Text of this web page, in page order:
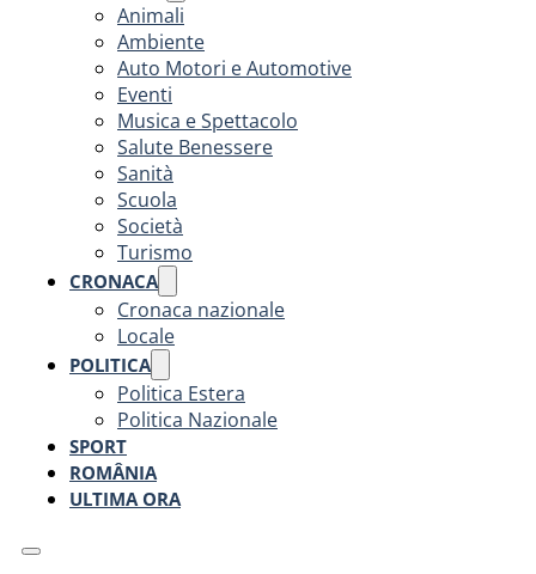
Animali
Ambiente
Auto Motori e Automotive
Eventi
Musica e Spettacolo
Salute Benessere
Sanità
Scuola
Società
Turismo
CRONACA
Cronaca nazionale
Locale
POLITICA
Politica Estera
Politica Nazionale
SPORT
ROMÂNIA
ULTIMA ORA